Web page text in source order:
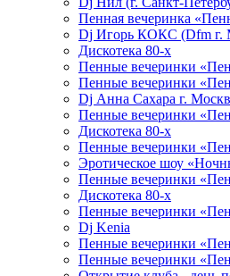
Пенная вечеринка
Dj Игорь КОКС (Dfm г.
Дискотека 80-х
Пенные вечеринки
Пенные вечеринки
Dj Анна Сахара г.
Пенные вечеринки
Дискотека 80-х
Пенные вечеринки
Эротическое шоу
Пенные вечеринки
Дискотека 80-х
Пенные вечеринки
Dj Kenia
Пенные вечеринки
Пенные вечеринки